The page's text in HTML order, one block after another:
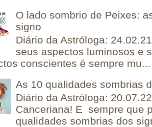
O lado sombrio de Peixes:
signo
Diário da Astróloga:
seus aspectos luminosos e
conscientes é sempre mu...
As 10 qualidades sombrias
Diário da Astróloga:
Canceriana! E sempre que
qualidades sombrias dos